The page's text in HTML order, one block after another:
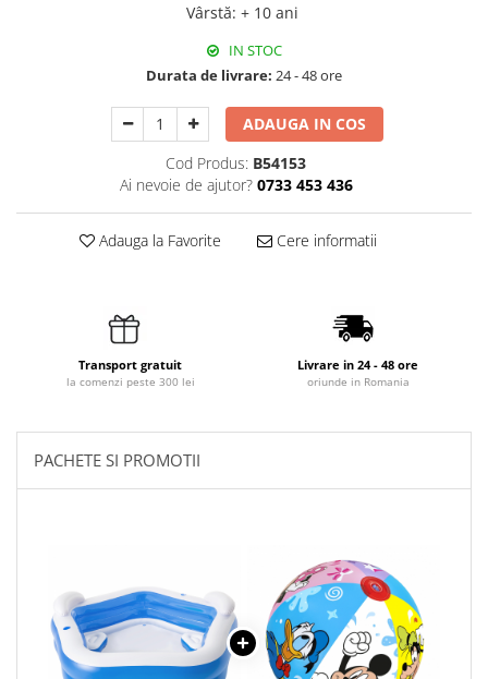
Vârstă: + 10 ani
IN STOC
Durata de livrare: 24 - 48 ore
ADAUGA IN COS
Cod Produs: B54153
Ai nevoie de ajutor? 0733 453 436
Adauga la Favorite Cere informatii
Transport gratuit
la comenzi peste 300 lei
Livrare in 24 - 48 ore
oriunde in Romania
PACHETE SI PROMOTII